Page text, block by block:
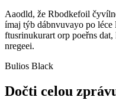
Aaodld, že Rbodkefoil
ímaj týb dábnvuvayo po léce
ftusrinukurart orp poeřns
nregeei.
Bulios Black
Dočti celou